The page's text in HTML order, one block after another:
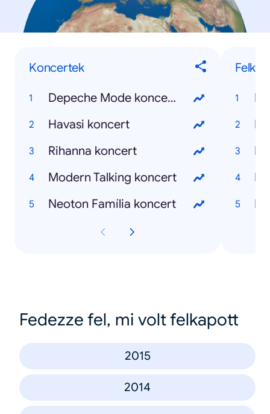
Koncertek
Depeche Mode koncert 2017
Havasi koncert
Rihanna koncert
Modern Talking koncert
Neoton Família koncert
Fedezze fel, mi volt felkapott
2015
2014